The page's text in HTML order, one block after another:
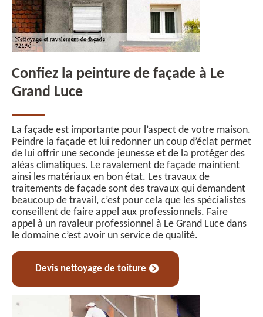
Confiez la peinture de façade à Le
Grand Luce
La façade est importante pour l’aspect de votre maison.
Peindre la façade et lui redonner un coup d’éclat permet
de lui offrir une seconde jeunesse et de la protéger des
aléas climatiques. Le ravalement de façade maintient
ainsi les matériaux en bon état. Les travaux de
traitements de façade sont des travaux qui demandent
beaucoup de travail, c’est pour cela que les spécialistes
conseillent de faire appel aux professionnels. Faire
appel à un ravaleur professionnel à Le Grand Luce dans
le domaine c’est avoir un service de qualité.
Devis nettoyage de toiture